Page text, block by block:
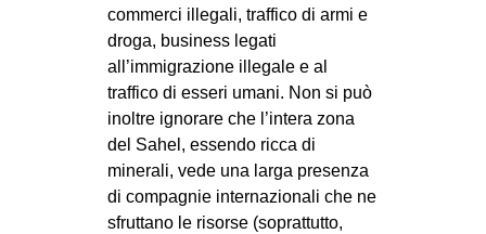
commerci illegali, traffico di armi e
droga, business legati
all’immigrazione illegale e al
traffico di esseri umani. Non si può
inoltre ignorare che l’intera zona
del Sahel, essendo ricca di
minerali, vede una larga presenza
di compagnie internazionali che ne
sfruttano le risorse (soprattutto,